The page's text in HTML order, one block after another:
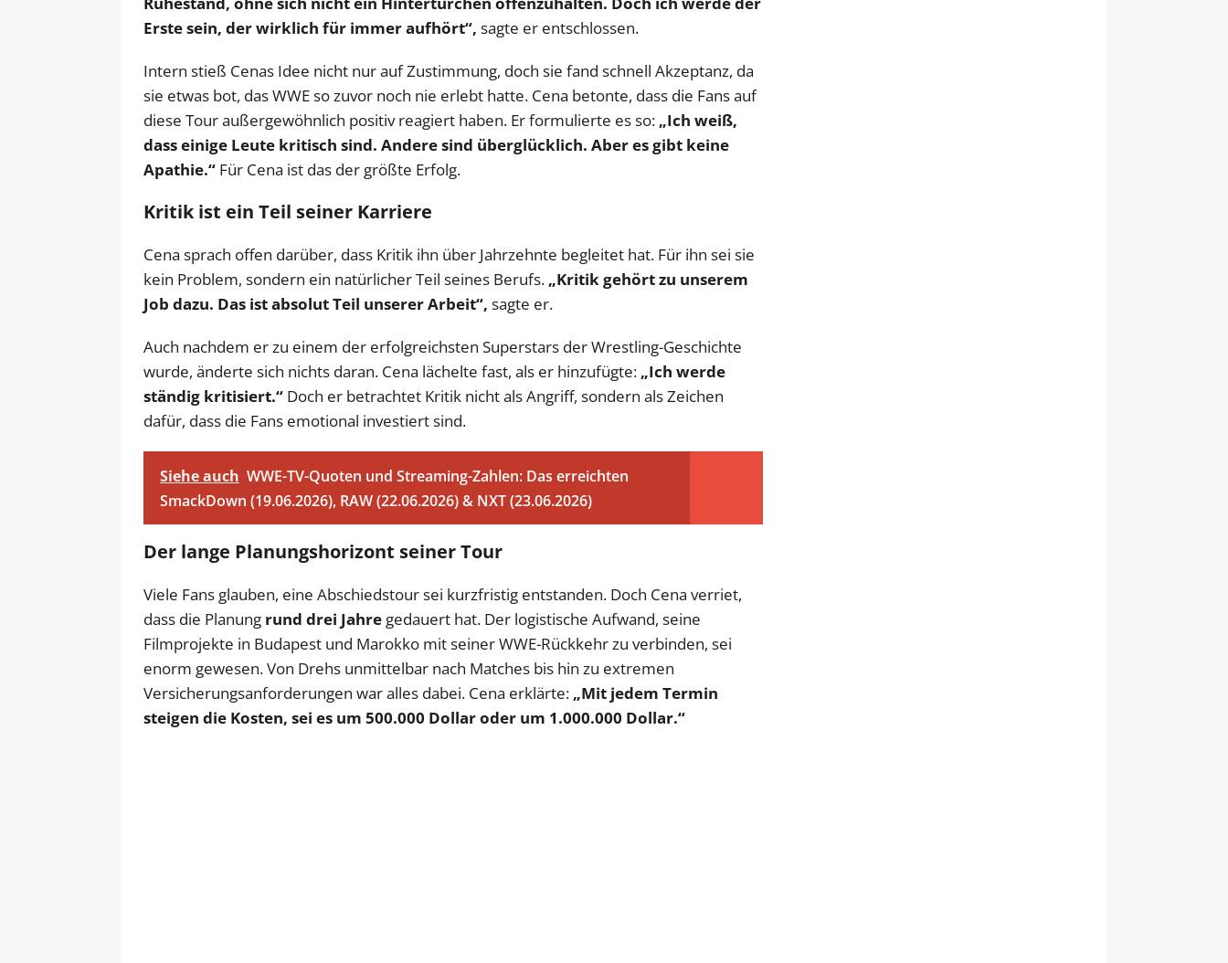
Erste sein, der wirklich für immer aufhört“, sagte er entschlossen.
Intern stieß Cenas Idee nicht nur auf Zustimmung, doch sie fand schnell Akzeptanz, da
sie etwas bot, das WWE so zuvor noch nie erlebt hatte. Cena betonte, dass die Fans auf
diese Tour außergewöhnlich positiv reagiert haben. Er formulierte es so: „Ich weiß,
dass einige Leute kritisch sind. Andere sind überglücklich. Aber es gibt keine
Apathie.“ Für Cena ist das der größte Erfolg.
Kritik ist ein Teil seiner Karriere
Cena sprach offen darüber, dass Kritik ihn über Jahrzehnte begleitet hat. Für ihn sei sie
kein Problem, sondern ein natürlicher Teil seines Berufs. „Kritik gehört zu unserem
Job dazu. Das ist absolut Teil unserer Arbeit“, sagte er.
Auch nachdem er zu einem der erfolgreichsten Superstars der Wrestling-Geschichte
wurde, änderte sich nichts daran. Cena lächelte fast, als er hinzufügte: „Ich werde
ständig kritisiert.“ Doch er betrachtet Kritik nicht als Angriff, sondern als Zeichen
dafür, dass die Fans emotional investiert sind.
Siehe auch WWE-TV-Quoten und Streaming-Zahlen: Das erreichten
SmackDown (19.06.2026), RAW (22.06.2026) & NXT (23.06.2026)
Der lange Planungshorizont seiner Tour
Viele Fans glauben, eine Abschiedstour sei kurzfristig entstanden. Doch Cena verriet,
dass die Planung rund drei Jahre gedauert hat. Der logistische Aufwand, seine
Filmprojekte in Budapest und Marokko mit seiner WWE-Rückkehr zu verbinden, sei
enorm gewesen. Von Drehs unmittelbar nach Matches bis hin zu extremen
Versicherungsanforderungen war alles dabei. Cena erklärte: „Mit jedem Termin
steigen die Kosten, sei es um 500.000 Dollar oder um 1.000.000 Dollar.“